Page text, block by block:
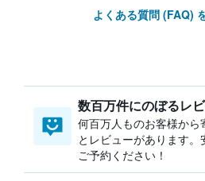
よくある質問 (FAQ)
数百万件にのぼるレ
何百万人ものお客様か
とレビューがあります
ご予約ください！